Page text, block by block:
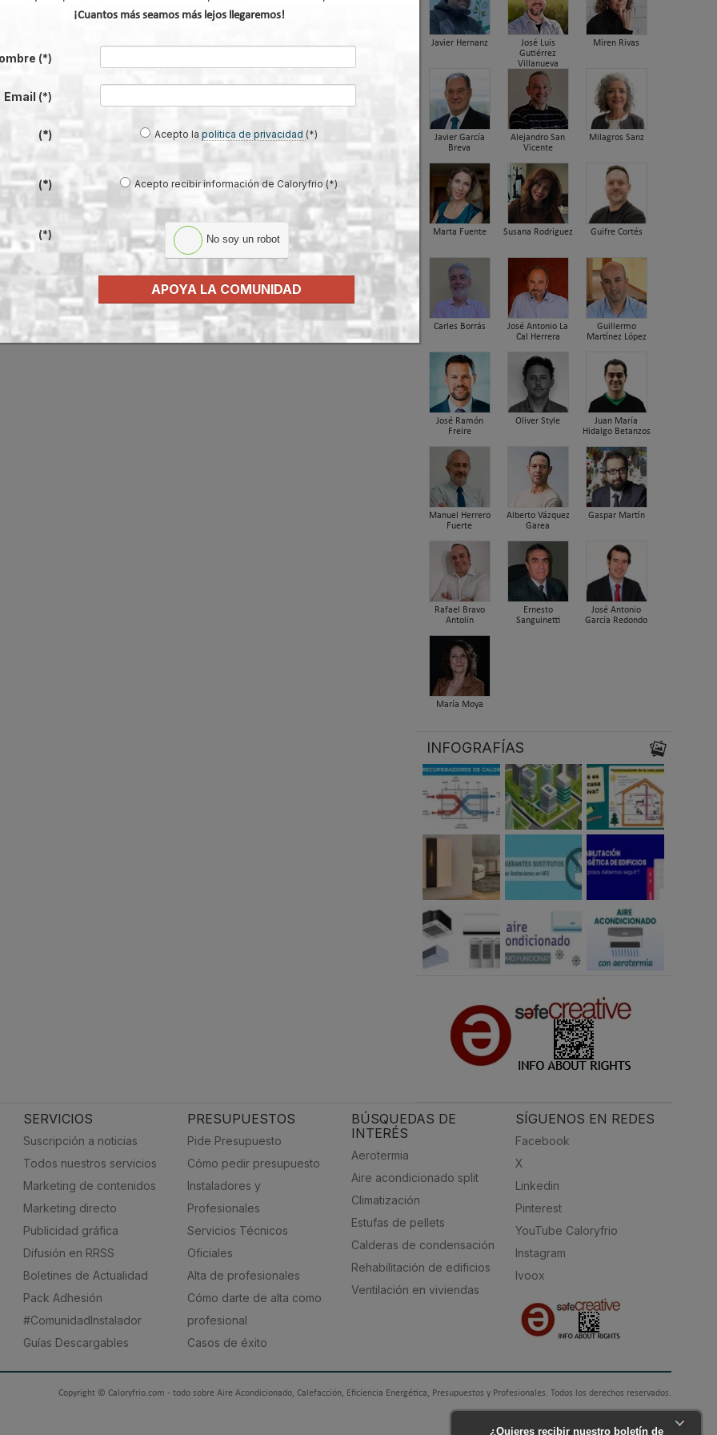
Javier Hernanz
José Luis
Gutiérrez
Villanueva
Miren Rivas
Javier García
Breva
Alejandro San
Vicente
Milagros Sanz
Marta Fuente Susana Rodriguez Guifre Cortés
Carles Borrás
José Antonio La
Cal Herrera
Guillermo
Martínez López
José Ramón
Freire
Oliver Style
Juan María
Hidalgo Betanzos
Manuel Herrero
Fuerte
Alberto Vázquez
Garea
Gaspar Martín
Rafael Bravo
Antolín
Ernesto
Sanguinetti
José Antonio
García Redondo
María Moya
INFOGRAFÍAS
SERVICIOS
Suscripción a noticias
Todos nuestros servicios
Marketing de contenidos
Marketing directo
Publicidad gráfica
Difusión en RRSS
Boletines de Actualidad
Pack Adhesión
#ComunidadInstalador
Guías Descargables
PRESUPUESTOS
Pide Presupuesto
Cómo pedir presupuesto
Instaladores y
Profesionales
Servicios Técnicos
Oficiales
Alta de profesionales
Cómo darte de alta como
profesional
Casos de éxito
BÚSQUEDAS DE
INTERÉS
Aerotermia
Aire acondicionado split
Climatización
Estufas de pellets
Calderas de condensación
Rehabilitación de edificios
Ventilación en viviendas
SÍGUENOS EN REDES
Facebook
X
Linkedin
Pinterest
YouTube Caloryfrio
Instagram
Ivoox
Copyright © Caloryfrio.com - todo sobre Aire Acondicionado, Calefacción, Eficiencia Energética, Presupuestos y Profesionales. Todos los derechos reservados.
¡Cuantos más seamos más lejos llegaremos!
(*)
Email (*)
(*) Acepto lapolítica de privacidad (*)
(*) Acepto recibir información de Caloryfrio (*)
(*) No soy un robot
APOYA LA COMUNIDAD